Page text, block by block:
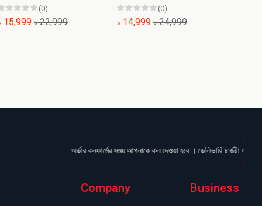
(0)
15,999 ৳ 22,999
(0)
৳ 14,999 ৳ 24,999
অর্ডার কনফার্মের সময় আপনাকে কল দেওয়া হবে । ডেলিভারি চার্জটা অগ্রিম
Company Business